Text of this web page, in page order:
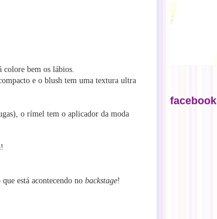
colore bem os lábios.
e o blush tem uma textura ultra
o rímel tem o aplicador da moda
está acontecendo no backstage!
facebook